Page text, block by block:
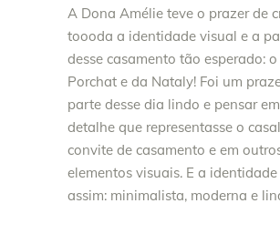
A Dona Amélie teve o prazer de
toooda a identidade visual e a
desse casamento tão esperado:
Porchat e da Nataly! Foi um
parte desse dia lindo e pensar
detalhe que representasse o
convite de casamento e em
elementos visuais. E a
assim: minimalista, moderna e